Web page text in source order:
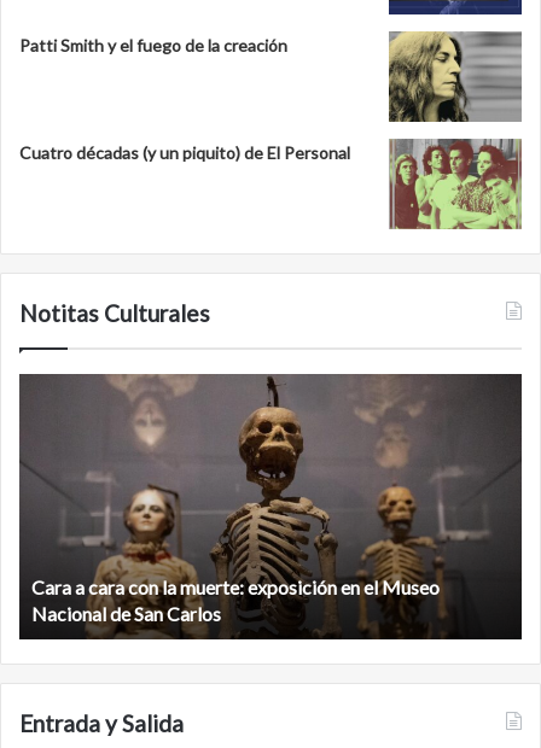
Patti Smith y el fuego de la creación
Cuatro décadas (y un piquito) de El Personal
Notitas Culturales
con
muerte:
exposición
el
Museo
Nacional
de
San
Carlos
Cara a cara con la muerte: exposición en el Museo
Nacional de San Carlos
Entrada y Salida